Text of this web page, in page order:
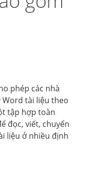
phép các nhà
Word tài liệu theo
tập hợp toàn
đọc, viết, chuyển
liệu ở nhiều định